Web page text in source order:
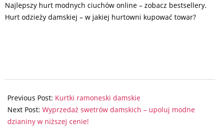
Najlepszy hurt modnych ciuchów online – zobacz bestsellery.
Hurt odzieży damskiej – w jakiej hurtowni kupować towar?
12-
02
Previous Post: Kurtki ramoneski damskie
Next Post: Wyprzedaż swetrów damskich – upoluj modne
dzianiny w niższej cenie!